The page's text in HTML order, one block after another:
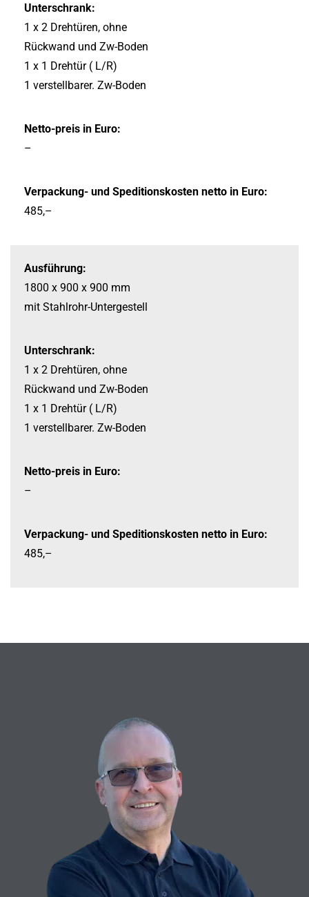
Unterschrank:
1 x 2 Drehtüren, ohne
Rückwand und Zw-Boden
1 x 1 Drehtür ( L/R)
1 verstellbarer. Zw-Boden
Netto-preis in Euro:
–
Verpackung- und Speditionskosten netto in Euro:
485,–
Ausführung:
1800 x 900 x 900 mm
mit Stahlrohr-Untergestell
Unterschrank:
1 x 2 Drehtüren, ohne
Rückwand und Zw-Boden
1 x 1 Drehtür ( L/R)
1 verstellbarer. Zw-Boden
Netto-preis in Euro:
–
Verpackung- und Speditionskosten netto in Euro:
485,–